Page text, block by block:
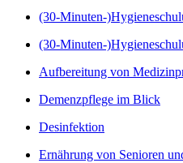
(30-Minuten-
(30-Minuten-
Aufbereitung von
Demenzpflege im Blick
Desinfektion
Ernährung von Senioren